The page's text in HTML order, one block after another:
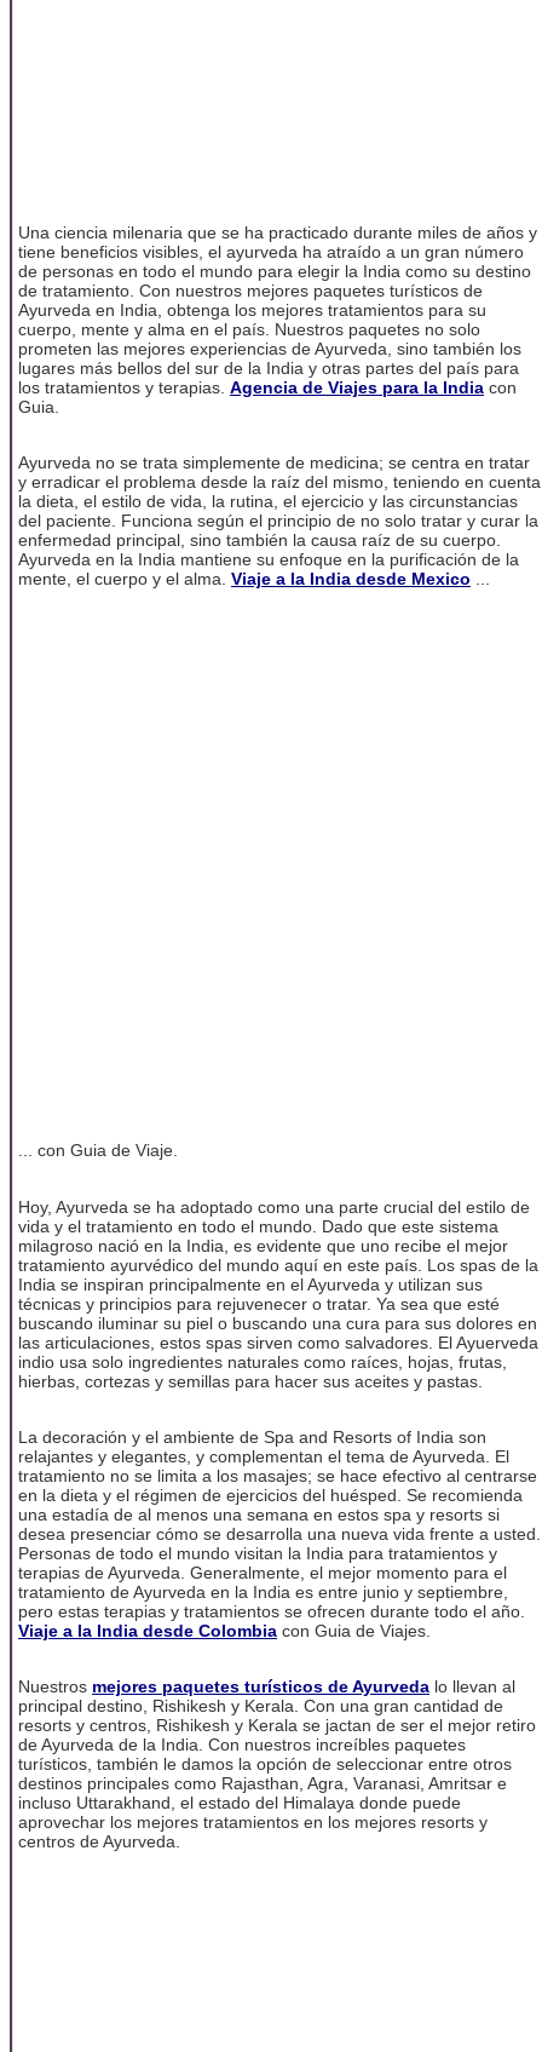
Una ciencia milenaria que se ha practicado durante miles de años y
tiene beneficios visibles, el ayurveda ha atraído a un gran número
de personas en todo el mundo para elegir la India como su destino
de tratamiento. Con nuestros mejores paquetes turísticos de
Ayurveda en India, obtenga los mejores tratamientos para su
cuerpo, mente y alma en el país. Nuestros paquetes no solo
prometen las mejores experiencias de Ayurveda, sino también los
lugares más bellos del sur de la India y otras partes del país para
los tratamientos y terapias. Agencia de Viajes para la India con
Guia.
Ayurveda no se trata simplemente de medicina; se centra en tratar
y erradicar el problema desde la raíz del mismo, teniendo en cuenta
la dieta, el estilo de vida, la rutina, el ejercicio y las circunstancias
del paciente. Funciona según el principio de no solo tratar y curar la
enfermedad principal, sino también la causa raíz de su cuerpo.
Ayurveda en la India mantiene su enfoque en la purificación de la
mente, el cuerpo y el alma. Viaje a la India desde Mexico
... con Guia de Viaje.
Hoy, Ayurveda se ha adoptado como una parte crucial del estilo de
vida y el tratamiento en todo el mundo. Dado que este sistema
milagroso nació en la India, es evidente que uno recibe el mejor
tratamiento ayurvédico del mundo aquí en este país. Los spas de la
India se inspiran principalmente en el Ayurveda y utilizan sus
técnicas y principios para rejuvenecer o tratar. Ya sea que esté
buscando iluminar su piel o buscando una cura para sus dolores en
las articulaciones, estos spas sirven como salvadores. El Ayuerveda
indio usa solo ingredientes naturales como raíces, hojas, frutas,
hierbas, cortezas y semillas para hacer sus aceites y pastas.
La decoración y el ambiente de Spa and Resorts of India son
relajantes y elegantes, y complementan el tema de Ayurveda. El
tratamiento no se limita a los masajes; se hace efectivo al centrarse
en la dieta y el régimen de ejercicios del huésped. Se recomienda
una estadía de al menos una semana en estos spa y resorts si
desea presenciar cómo se desarrolla una nueva vida frente a usted.
Personas de todo el mundo visitan la India para tratamientos y
terapias de Ayurveda. Generalmente, el mejor momento para el
tratamiento de Ayurveda en la India es entre junio y septiembre,
pero estas terapias y tratamientos se ofrecen durante todo el año.
Viaje a la India desde Colombia con Guia de Viajes.
Nuestros mejores paquetes turísticos de Ayurveda lo llevan al
principal destino, Rishikesh y Kerala. Con una gran cantidad de
resorts y centros, Rishikesh y Kerala se jactan de ser el mejor retiro
de Ayurveda de la India. Con nuestros increíbles paquetes
turísticos, también le damos la opción de seleccionar entre otros
destinos principales como Rajasthan, Agra, Varanasi, Amritsar e
incluso Uttarakhand, el estado del Himalaya donde puede
aprovechar los mejores tratamientos en los mejores resorts y
centros de Ayurveda.